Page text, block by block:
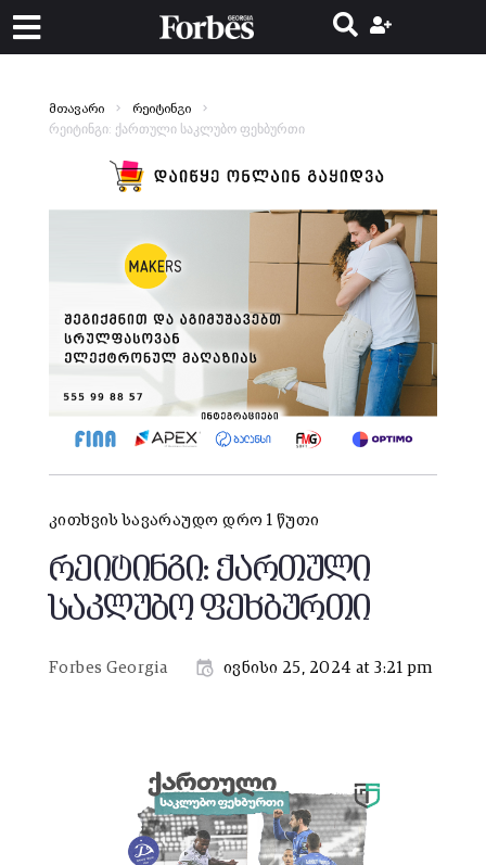
მთავარი რეიტინგი
რეიტინგი: ქართული საკლუბო ფეხბურთი
კითხვის სავარაუდო დრო 1 წუთი
რეიტინგი: ქართული
საკლუბო ფეხბურთი
Forbes Georgia ივნისი 25, 2024 at 3:21 pm